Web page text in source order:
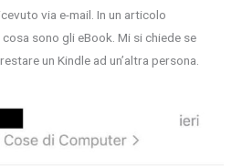
via e-mail. In un articolo
sono gli eBook. Mi si chiede se
un Kindle ad un’altra persona.